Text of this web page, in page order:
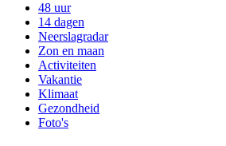
48 uur
14 dagen
Neerslagradar
Zon en maan
Activiteiten
Vakantie
Klimaat
Gezondheid
Foto's